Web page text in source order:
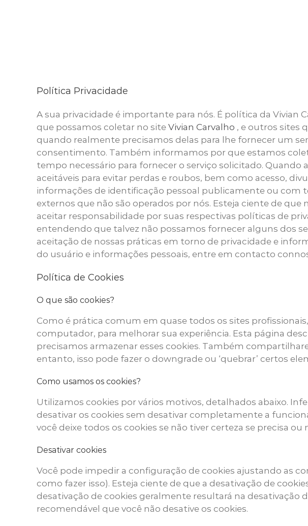
Política Privacidade
A sua privacidade é importante para nós. É política da Vivian
que possamos coletar no site Vivian Carvalho , e outros sites
quando realmente precisamos delas para lhe fornecer um
consentimento. Também informamos por que estamos
tempo necessário para fornecer o serviço solicitado.
aceitáveis ​​para evitar perdas e roubos, bem como acesso,
informações de identificação pessoal publicamente ou com
externos que não são operados por nós. Esteja ciente de
aceitar responsabilidade por suas respectivas políticas de
entendendo que talvez não possamos fornecer alguns dos
aceitação de nossas práticas em torno de privacidade e
do usuário e informações pessoais, entre em contacto
Política de Cookies
O que são cookies?
Como é prática comum em quase todos os sites
computador, para melhorar sua experiência. Esta página
precisamos armazenar esses cookies. Também
entanto, isso pode fazer o downgrade ou ‘quebrar’ certos
Como usamos os cookies?
Utilizamos cookies por vários motivos, detalhados abaixo.
desativar os cookies sem desativar completamente a
você deixe todos os cookies se não tiver certeza se precisa
Desativar cookies
Você pode impedir a configuração de cookies ajustando as
como fazer isso). Esteja ciente de que a desativação de
desativação de cookies geralmente resultará na
recomendável que você não desative os cookies.